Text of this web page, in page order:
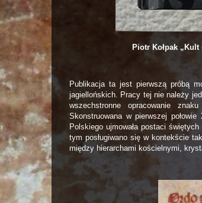
Piotr Kołpak
Publikacja ta jest pierwszą próbą
jagiellońskich. Pracy tej nie należy
wszechstronne opracowanie
Skonstruowana w pierwszej
Polskiego ujmowała postaci
tym posługiwano się w kontekście
między hierarchami kościelnymi,